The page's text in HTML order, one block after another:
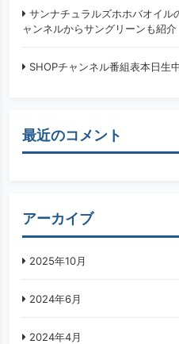
サンナチュラルズホホバオイル
ャンネルからサングリーンも紹介
SHOPチャンネル番組表本日生
最近のコメント
アーカイブ
2025年10月
2024年6月
2024年4月